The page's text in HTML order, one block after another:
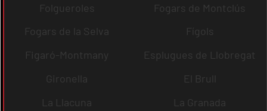
Folgueroles
Fogars de Montclús
Fogars de la Selva
Fígols
Figaró-Montmany
Esplugues de Llobregat
Gironella
El Brull
La Llacuna
La Granada